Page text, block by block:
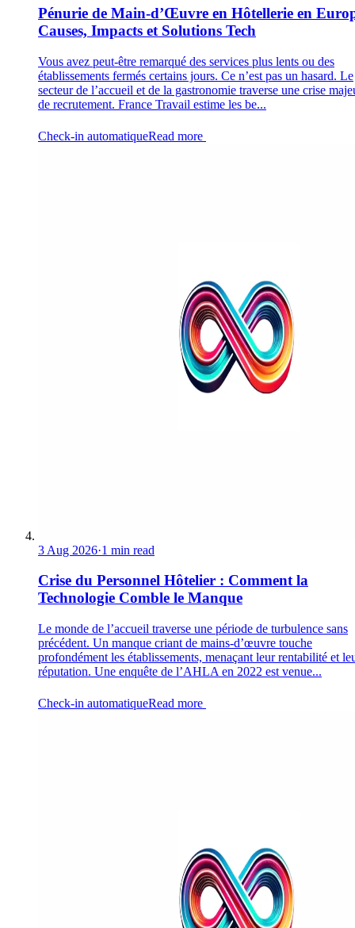
Pénurie de Main-d’Œuvre en Hôtellerie en
Causes, Impacts et Solutions Tech
Vous avez peut-être remarqué des services plus lents ou des
établissements fermés certains jours. Ce n’est pas un hasard. Le
secteur de l’accueil et de la gastronomie traverse une crise
de recrutement. France Travail estime les be...
Check-in automatiqueRead more
3 Aug 2026·1 min read
Crise du Personnel Hôtelier : Comment la
Technologie Comble le Manque
Le monde de l’accueil traverse une période de turbulence sans
précédent. Un manque criant de mains-d’œuvre touche
profondément les établissements, menaçant leur rentabilité et
réputation. Une enquête de l’AHLA en 2022 est venue...
Check-in automatiqueRead more